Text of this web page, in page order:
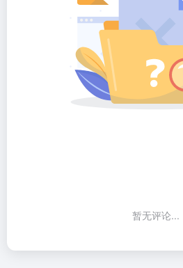
暂无评论...